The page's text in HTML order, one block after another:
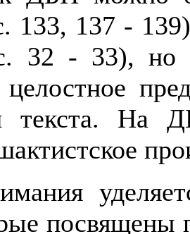
133, 137 -
32 - 33),
целостное
текста. На
посвящены